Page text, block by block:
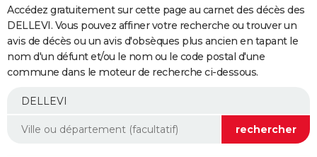
Programme TV
TNT
Streaming
Cinéma
Sorties cinéma
Musique
+
FINANCE
Retraite
Epargne
Immobilier
Risques naturels par ville
Banque
Assurance
AUTO
Essais
Réserver un essai
Citadines
Berlines
SUV
Forum auto
+
Mobiles
Meilleur smartphone
Internet
Ordinateurs
Jeux vidéo
Guide high-tech
Aménagement intérieur
Accédez gratuitement sur cette page au carnet des décès des
DELLEVI. Vous pouvez affiner votre recherche ou trouver un
avis de décès ou un avis d'obsèques plus ancien en tapant le
nom d'un défunt et/ou le nom ou le code postal d'une
commune dans le moteur de recherche ci-dessous.